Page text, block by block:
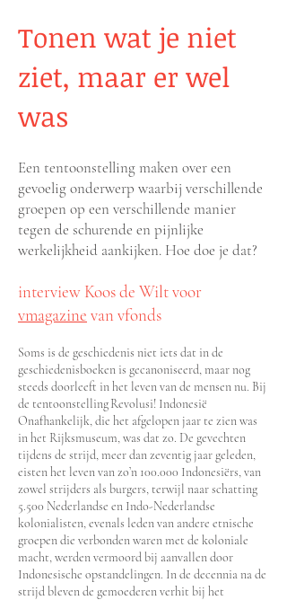
Tonen wat je niet
ziet, maar er wel
was
Een tentoonstelling maken over een
gevoelig onderwerp waarbij verschillende
groepen op een verschillende manier
tegen de schurende en pijnlijke
werkelijkheid aankijken. Hoe doe je dat?
interview Koos de Wilt voor
vmagazine van vfonds
Soms is de geschiedenis niet iets dat in de
geschiedenisboeken is gecanoniseerd, maar nog
steeds doorleeft in het leven van de mensen nu. Bij
de tentoonstelling Revolusi! Indonesië
Onafhankelijk, die het afgelopen jaar te zien was
in het Rijksmuseum, was dat zo. De gevechten
tijdens de strijd, meer dan zeventig jaar geleden,
eisten het leven van zo’n 100.000 Indonesiërs, van
zowel strijders als burgers, terwijl naar schatting
5.500 Nederlandse en Indo-Nederlandse
kolonialisten, evenals leden van andere etnische
groepen die verbonden waren met de koloniale
macht, werden vermoord bij aanvallen door
Indonesische opstandelingen. In de decennia na de
strijd bleven de gemoederen verhit bij het